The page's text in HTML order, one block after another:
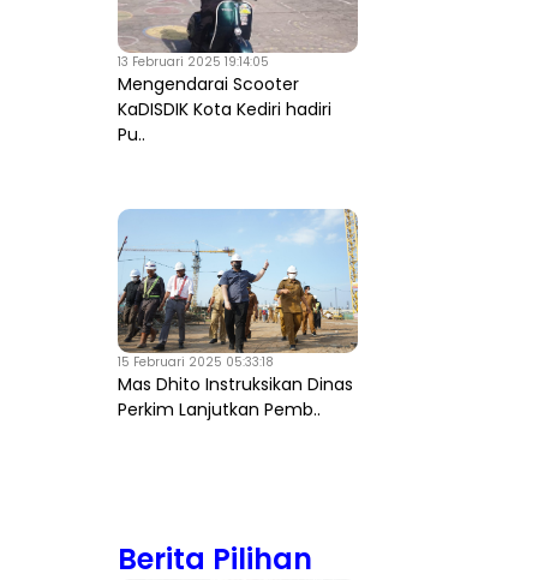
13 Februari 2025 19:14:05
Mengendarai Scooter
KaDISDIK Kota Kediri hadiri
Pu..
15 Februari 2025 05:33:18
Mas Dhito Instruksikan Dinas
Perkim Lanjutkan Pemb..
Berita Pilihan